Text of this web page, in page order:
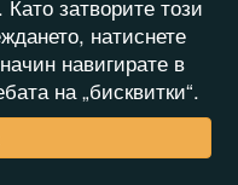
. Като затворите този
натиснете
навигирате в
на „бисквитки“.